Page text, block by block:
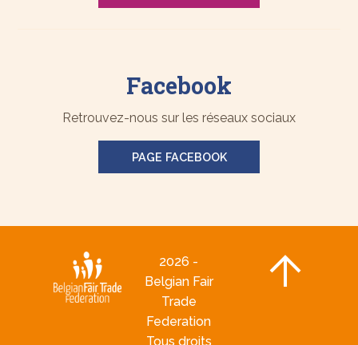
Facebook
Retrouvez-nous sur les réseaux sociaux
PAGE FACEBOOK
2026 -
Belgian Fair
Trade
Federation
Tous droits